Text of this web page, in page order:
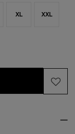
XL XXL